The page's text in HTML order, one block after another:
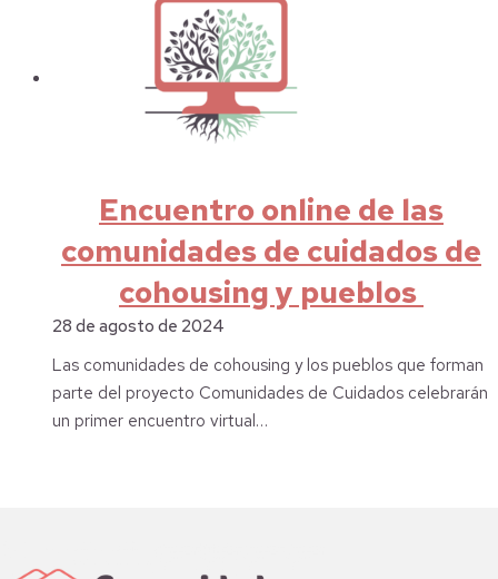
Encuentro online de las
comunidades de cuidados de
cohousing y pueblos
28 de agosto de 2024
Las comunidades de cohousing y los pueblos que forman
parte del proyecto Comunidades de Cuidados celebrarán
un primer encuentro virtual…